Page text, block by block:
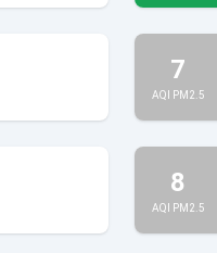
7
AQI PM2.5
8
AQI PM2.5